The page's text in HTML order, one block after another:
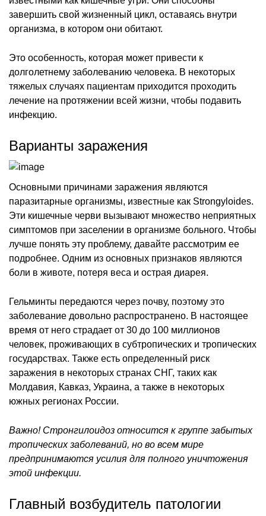
завершить свой жизненный цикл, оставаясь внутри
организма, в котором они обитают.
Это особенность, которая может привести к
долголетнему заболеванию человека. В некоторых
тяжелых случаях пациентам приходится проходить
лечение на протяжении всей жизни, чтобы подавить
инфекцию.
Варианты заражения
Основными причинами заражения являются
паразитарные организмы, известные как Strongyloides.
Эти кишечные черви вызывают множество неприятных
симптомов при заселении в организме больного. Чтобы
лучше понять эту проблему, давайте рассмотрим ее
подробнее. Одним из основных признаков являются
боли в животе, потеря веса и острая диарея.
Гельминты передаются через почву, поэтому это
заболевание довольно распространено. В настоящее
время от него страдает от 30 до 100 миллионов
человек, проживающих в субтропических и тропических
государствах. Также есть определенный риск
заражения в некоторых странах СНГ, таких как
Молдавия, Кавказ, Украина, а также в некоторых
южных регионах России.
Важно! Стронгилоидоз относится к группе забытых
тропических заболеваний, но во всем мире
предпринимаются усилия для полного уничтожения
этой инфекции.
Главный возбудитель патологии